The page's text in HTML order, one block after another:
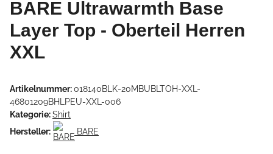
BARE Ultrawarmth Base
Layer Top - Oberteil Herren
XXL
Artikelnummer:018140BLK-20MBUBLTOH-XXL-
46801209BHLPEU-XXL-006
Kategorie:Shirt
Hersteller:
BARE